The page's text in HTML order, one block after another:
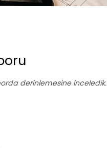
derinlemesine inceledik.